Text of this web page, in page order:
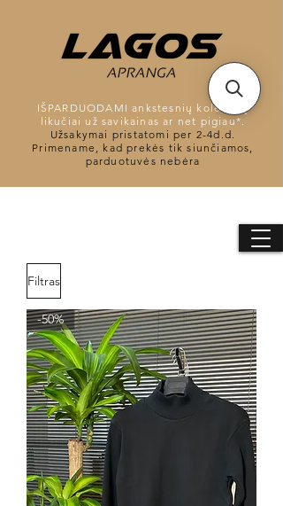
IŠPARDUODAMI ankstesnių kolekcijų
likučiai už savikainas ar net pigiau*.
Užsakymai pristatomi per 2-4d.d.
Primename, kad prekės tik siunčiamos,
parduotuvės nebėra
Filtras
-50%